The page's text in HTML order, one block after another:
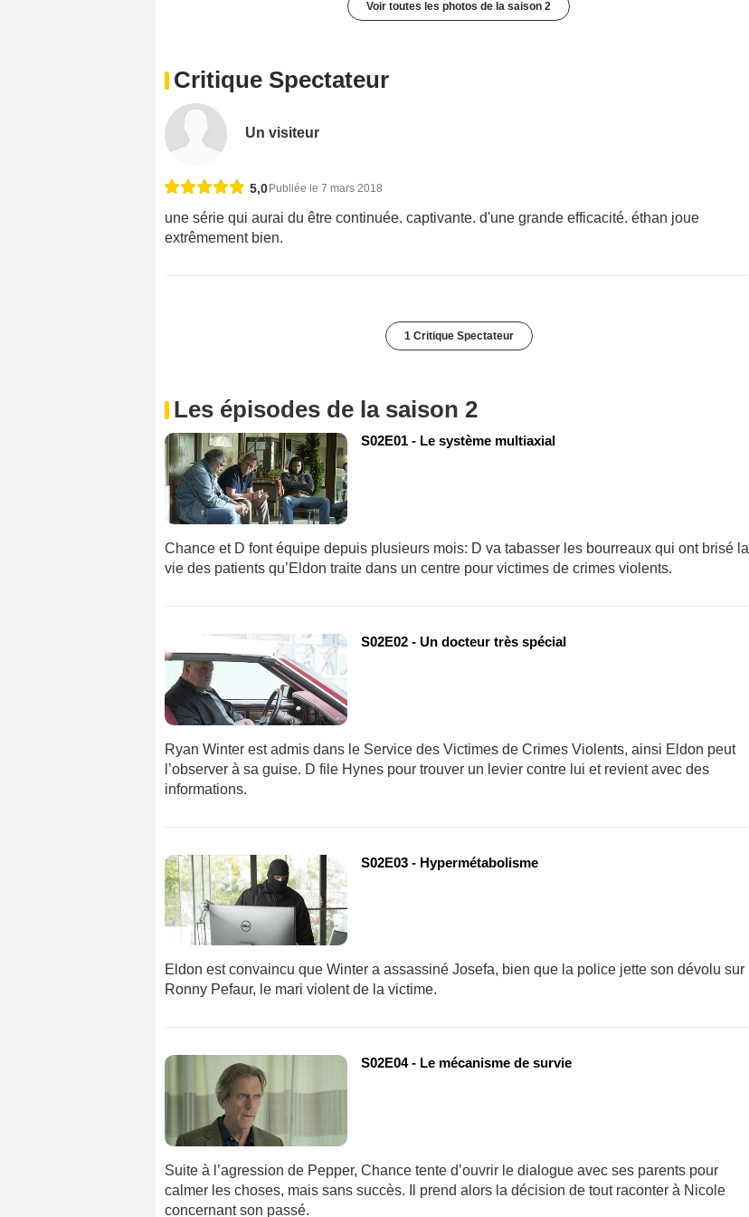
Voir toutes les photos de la saison 2
Critique Spectateur
Un visiteur
5,0 Publiée le 7 mars 2018
une série qui aurai du être continuée. captivante. d'une grande efficacité. éthan joue
extrêmement bien.
1 Critique Spectateur
Les épisodes de la saison 2
S02E01 - Le système multiaxial
Chance et D font équipe depuis plusieurs mois: D va tabasser les bourreaux qui ont brisé la
vie des patients qu’Eldon traite dans un centre pour victimes de crimes violents.
S02E02 - Un docteur très spécial
Ryan Winter est admis dans le Service des Victimes de Crimes Violents, ainsi Eldon peut
l’observer à sa guise. D file Hynes pour trouver un levier contre lui et revient avec des
informations.
S02E03 - Hypermétabolisme
Eldon est convaincu que Winter a assassiné Josefa, bien que la police jette son dévolu sur
Ronny Pefaur, le mari violent de la victime.
S02E04 - Le mécanisme de survie
Suite à l’agression de Pepper, Chance tente d’ouvrir le dialogue avec ses parents pour
calmer les choses, mais sans succès. Il prend alors la décision de tout raconter à Nicole
concernant son passé.